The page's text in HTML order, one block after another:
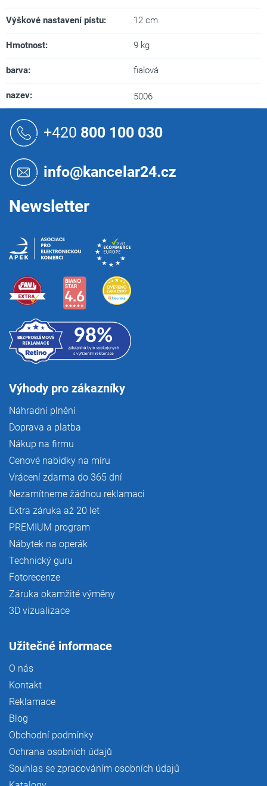
Výškové nastavení pístu: 12 cm
Hmotnost: 9 kg
barva: fialová
nazev: 5006
+420 800 100 030
info@kancelar24.cz
Newsletter
Výhody pro zákazníky
Náhradní plnění
Doprava a platba
Nákup na firmu
Cenové nabídky na míru
Vrácení zdarma do 365 dní
Nezamítneme žádnou reklamaci
Extra záruka až 20 let
PREMIUM program
Nábytek na operák
Technický guru
Fotorecenze
Záruka okamžité výměny
3D vizualizace
Užitečné informace
O nás
Kontakt
Reklamace
Blog
Obchodní podmínky
Ochrana osobních údajů
Souhlas se zpracováním osobních údajů